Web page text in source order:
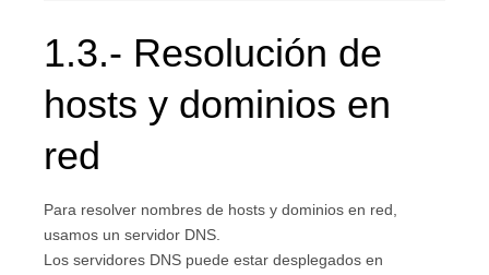
1.3.- Resolución de
hosts y dominios en
red
Para resolver nombres de hosts y dominios en red,
usamos un servidor DNS.
Los servidores DNS puede estar desplegados en